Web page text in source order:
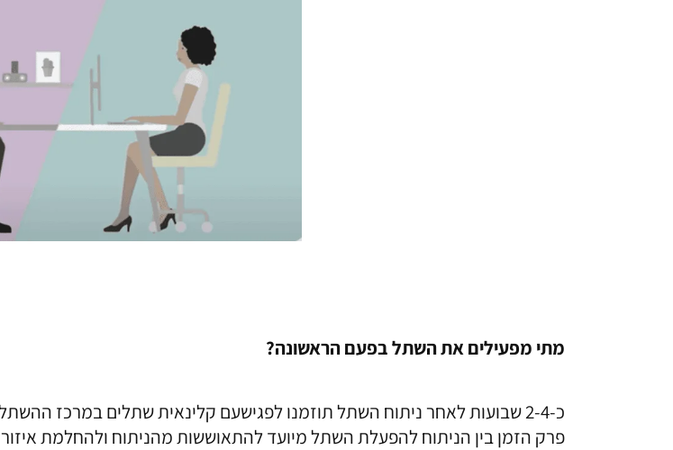
מתי מפעילים את השתל בפעם הראשונה?
כ-2-4 שבועות לאחר ניתוח השתל תוזמנו לפגישעם קלינאית שתלים במרכז ההשתלה שלכם לצורך
פרק הזמן בין הניתוח להפעלת השתל מיועד להתאוששות מהניתוח ולהחלמת